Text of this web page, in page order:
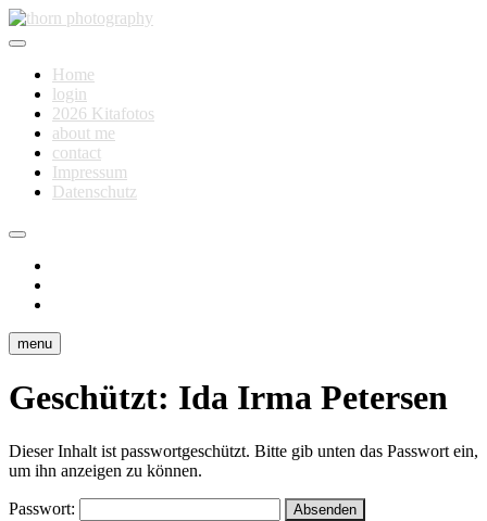
Skip
to
thorn photography
Fotografie für Dich
Home
login
2026 Kitafotos
about me
contact
Impressum
Datenschutz
menu
Geschützt: Ida Irma Petersen
Dieser Inhalt ist passwortgeschützt. Bitte gib unten das Passwort ein,
um ihn anzeigen zu können.
Passwort: